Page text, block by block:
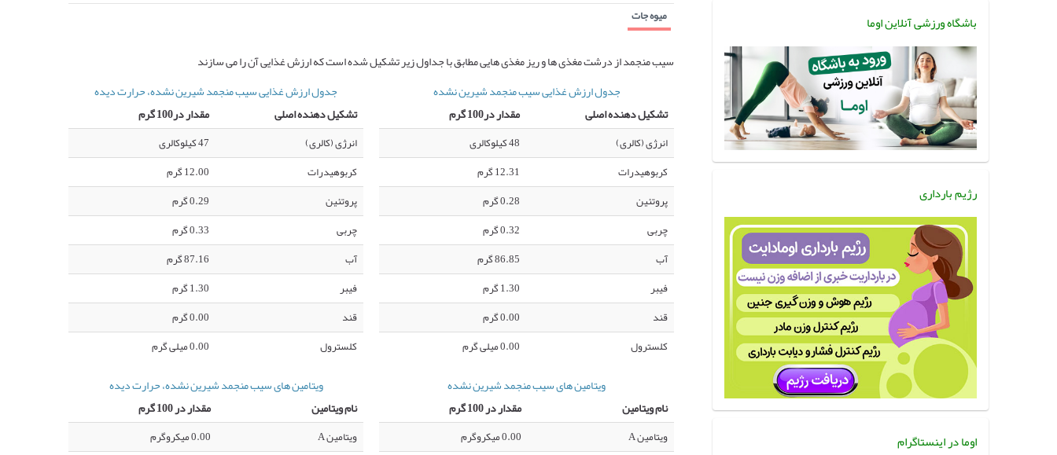
میوه جات
سیب منجمد از درشت مغذی ها و ریز مغذی هایی مطابق با جداول زیر تشکیل شده است که ارزش غذایی آن را می سازند
جدول ارزش غذایی سیب منجمد شیرین نشده
تشکیل دهنده اصلی
مقدار در100 گرم
انرژی (کالری)
48 کیلوکالری
کربوهیدرات
12.31 گرم
پروتئین
0.28 گرم
چربی
0.32 گرم
آب
86.85 گرم
فیبر
1.30 گرم
قند
0.00 گرم
کلسترول
0.00 میلی گرم
ویتامین های سیب منجمد شیرین نشده
نام ویتامین
مقدار در 100 گرم
ویتامین A
0.00 میکروگرم
جدول ارزش غذایی سیب منجمد شیرین نشده، حرارت دیده
تشکیل دهنده اصلی
مقدار در100 گرم
انرژی (کالری)
47 کیلوکالری
کربوهیدرات
12.00 گرم
پروتئین
0.29 گرم
چربی
0.33 گرم
آب
87.16 گرم
فیبر
1.30 گرم
قند
0.00 گرم
کلسترول
0.00 میلی گرم
ویتامین های سیب منجمد شیرین نشده، حرارت دیده
نام ویتامین
مقدار در 100 گرم
ویتامین A
0.00 میکروگرم
باشگاه ورزشی آنلاین اوما
رژیم بارداری
اوما در اینستاگرام